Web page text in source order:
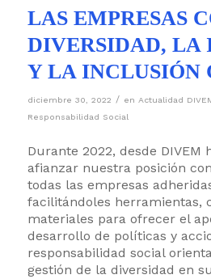
LAS EMPRESAS
DIVERSIDAD, LA
Y LA INCLUSIÓN
diciembre 30, 2022 / en Actualidad
Responsabilidad Social
Durante 2022, desde DIVEM
afianzar nuestra posición
todas las empresas
facilitándoles herramientas,
materiales para ofrecer el
desarrollo de políticas y
responsabilidad social
gestión de la diversidad en